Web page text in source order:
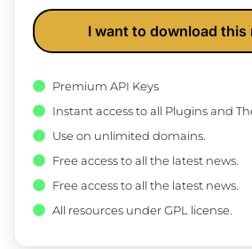
I want to download this
Premium API Keys
Instant access to all Plugins and
Use on unlimited domains.
Free access to all the latest news.
Free access to all the latest news.
All resources under GPL license.